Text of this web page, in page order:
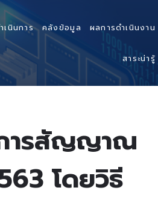
เนินการ คลังข้อมูล ผลการดำเนินงาน
สาระน่ารู้
การสัญญาณ
โดยวิธี